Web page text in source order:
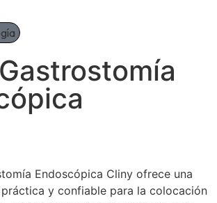
Endoscópica Cliny ofrece una
y confiable para la colocación